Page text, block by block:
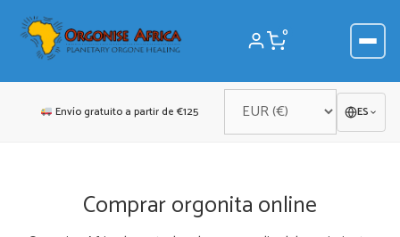
contenido
0
Envío gratuito a partir de €125 ES
Comprar orgonita online